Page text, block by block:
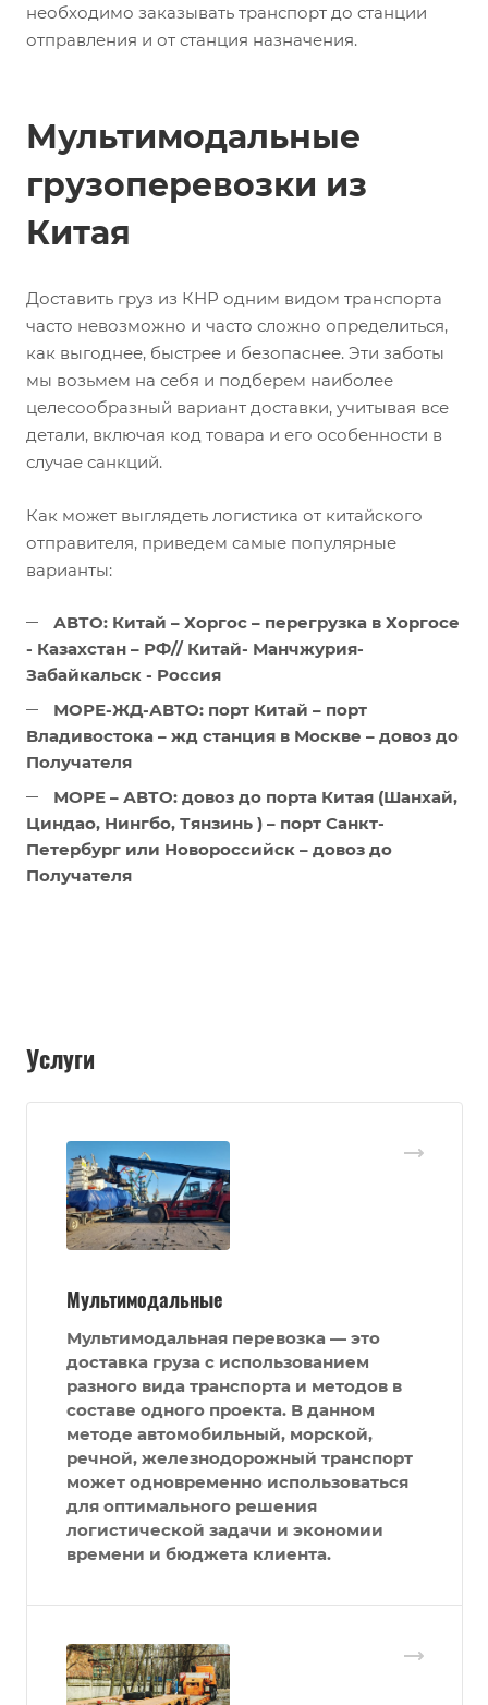
необходимо заказывать транспорт до станции
отправления и от станция назначения.
Мультимодальные
грузоперевозки из
Китая
Доставить груз из КНР одним видом транспорта
часто невозможно и часто сложно определиться,
как выгоднее, быстрее и безопаснее. Эти заботы
мы возьмем на себя и подберем наиболее
целесообразный вариант доставки, учитывая все
детали, включая код товара и его особенности в
случае санкций.
Как может выглядеть логистика от китайского
отправителя, приведем самые популярные
варианты:
АВТО: Китай – Хоргос – перегрузка в Хоргосе
- Казахстан – РФ// Китай- Манчжурия-
Забайкальск - Россия
МОРЕ-ЖД-АВТО: порт Китай – порт
Владивостока – жд станция в Москве – довоз до
Получателя
МОРЕ – АВТО: довоз до порта Китая (Шанхай,
Циндао, Нингбо, Тянзинь ) – порт Санкт-
Петербург или Новороссийск – довоз до
Получателя
Услуги
Мультимодальные
Мультимодальная перевозка — это
доставка груза с использованием
разного вида транспорта и методов в
составе одного проекта. В данном
методе автомобильный, морской,
речной, железнодорожный транспорт
может одновременно использоваться
для оптимального решения
логистической задачи и экономии
времени и бюджета клиента.